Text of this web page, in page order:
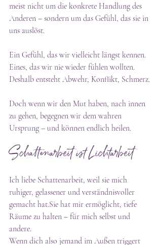
meist nicht um die konkrete Handlung des
Anderen – sondern um das Gefühl, das sie in
uns auslöst.
Ein Gefühl, das wir vielleicht längst kennen.
Eines, das wir nie wieder fühlen wollten.
Deshalb entsteht Abwehr, Konflikt, Schmerz.
Doch wenn wir den Mut haben, nach innen
zu gehen, begegnen wir dem wahren
Ursprung – und können endlich heilen.
Schattenarbeit ist Lichtarbeit
Ich liebe Schattenarbeit, weil sie mich
ruhiger, gelassener und verständnisvoller
gemacht hat.Sie hat mir ermöglicht, tiefe
Räume zu halten – für mich selbst und
andere.
Wenn dich also jemand im Außen triggert